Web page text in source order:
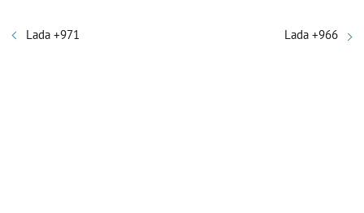
Lada +971 Lada +966